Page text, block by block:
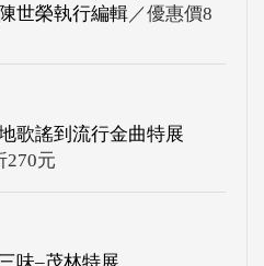
世榮執行編輯／優惠價8
歌謠到流行金曲特展
270元